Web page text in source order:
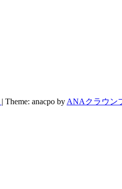
| Theme: anacpo by ANAクラウン